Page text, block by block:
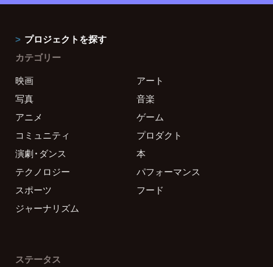
プロジェクトを探す
カテゴリー
映画
アート
写真
音楽
アニメ
ゲーム
コミュニティ
プロダクト
演劇・ダンス
本
テクノロジー
パフォーマンス
スポーツ
フード
ジャーナリズム
ステータス